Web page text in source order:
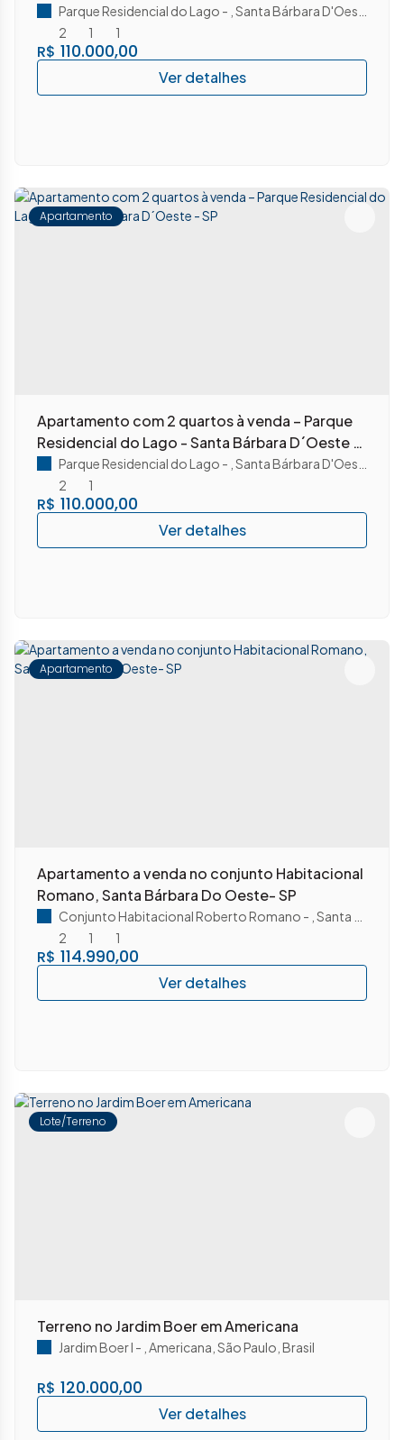
R$ 110.000,00
Parque Residencial do Lago Santa Bárbara D'Oeste
2
1 1
Apartamento
Apartamento com 2 quartos à venda – Parque
Residencial do Lago - Santa Bárbara D´Oeste -
R$ 110.000,00
Parque Residencial do Lago Santa Bárbara D'Oeste
2
1
Apartamento
Apartamento a venda no conjunto Habitacional
Romano, Santa Bárbara Do Oeste- SP
R$ 114.990,00
Conjunto Habitacional Roberto Romano
Santa Bárbara D'Oeste
2
1 1
Lote/Terreno
Terreno no Jardim Boer em Americana
R$ 120.000,00
Jardim Boer I Americana São Paulo Brasil